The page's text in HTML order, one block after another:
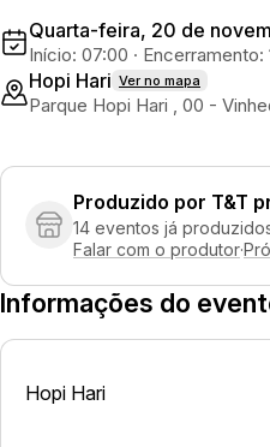
Quarta-feira, 20 de
Início: 07:00 · Encerramento:
Hopi Hari Ver no mapa
Parque Hopi Hari , 00 -
Produzido por T&T
14 eventos já
Falar com o produtor·
Informações do
Hopi Hari